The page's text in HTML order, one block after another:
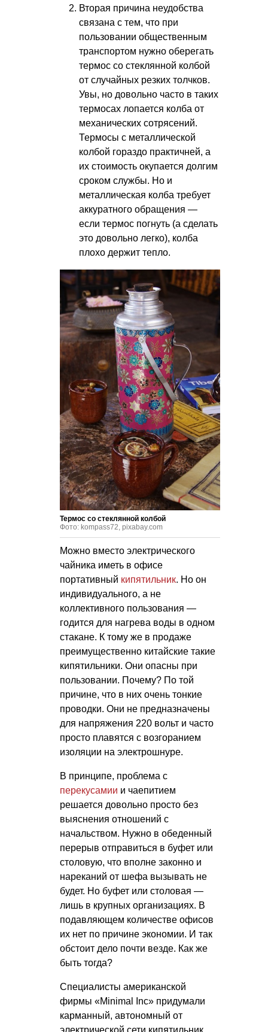
Вторая причина неудобства
связана с тем, что при
пользовании общественным
транспортом нужно оберегать
термос со стеклянной колбой
от случайных резких толчков.
Увы, но довольно часто в таких
термосах лопается колба от
механических сотрясений.
Термосы с металлической
колбой гораздо практичней, а
их стоимость окупается долгим
сроком службы. Но и
металлическая колба требует
аккуратного обращения —
если термос погнуть (а сделать
это довольно легко), колба
плохо держит тепло.
Термос со стеклянной колбой
Фото: kompass72, pixabay.com
Можно вместо электрического
чайника иметь в офисе
портативный кипятильник. Но он
индивидуального, а не
коллективного пользования —
годится для нагрева воды в одном
стакане. К тому же в продаже
преимущественно китайские такие
кипятильники. Они опасны при
пользовании. Почему? По той
причине, что в них очень тонкие
проводки. Они не предназначены
для напряжения 220 вольт и часто
просто плавятся с возгоранием
изоляции на электрошнуре.
В принципе, проблема с
перекусамии и чаепитием
решается довольно просто без
выяснения отношений с
начальством. Нужно в обеденный
перерыв отправиться в буфет или
столовую, что вполне законно и
нареканий от шефа вызывать не
будет. Но буфет или столовая —
лишь в крупных организациях. В
подавляющем количестве офисов
их нет по причине экономии. И так
обстоит дело почти везде. Как же
быть тогда?
Специалисты американской
фирмы «Minimal Inc» придумали
карманный, автономный от